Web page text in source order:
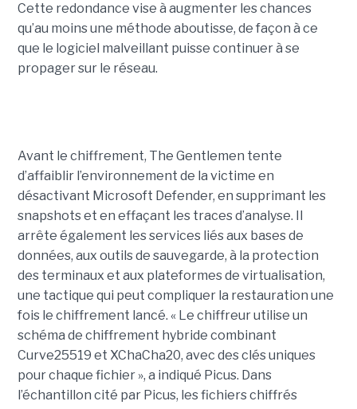
Cette redondance vise à augmenter les chances
qu’au moins une méthode aboutisse, de façon à ce
que le logiciel malveillant puisse continuer à se
propager sur le réseau.
Avant le chiffrement, The Gentlemen tente
d’affaiblir l’environnement de la victime en
désactivant Microsoft Defender, en supprimant les
snapshots et en effaçant les traces d’analyse. Il
arrête également les services liés aux bases de
données, aux outils de sauvegarde, à la protection
des terminaux et aux plateformes de virtualisation,
une tactique qui peut compliquer la restauration une
fois le chiffrement lancé. « Le chiffreur utilise un
schéma de chiffrement hybride combinant
Curve25519 et XChaCha20, avec des clés uniques
pour chaque fichier », a indiqué Picus. Dans
l’échantillon cité par Picus, les fichiers chiffrés